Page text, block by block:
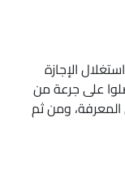
الإجازة
على جرعة من
ومن ثم